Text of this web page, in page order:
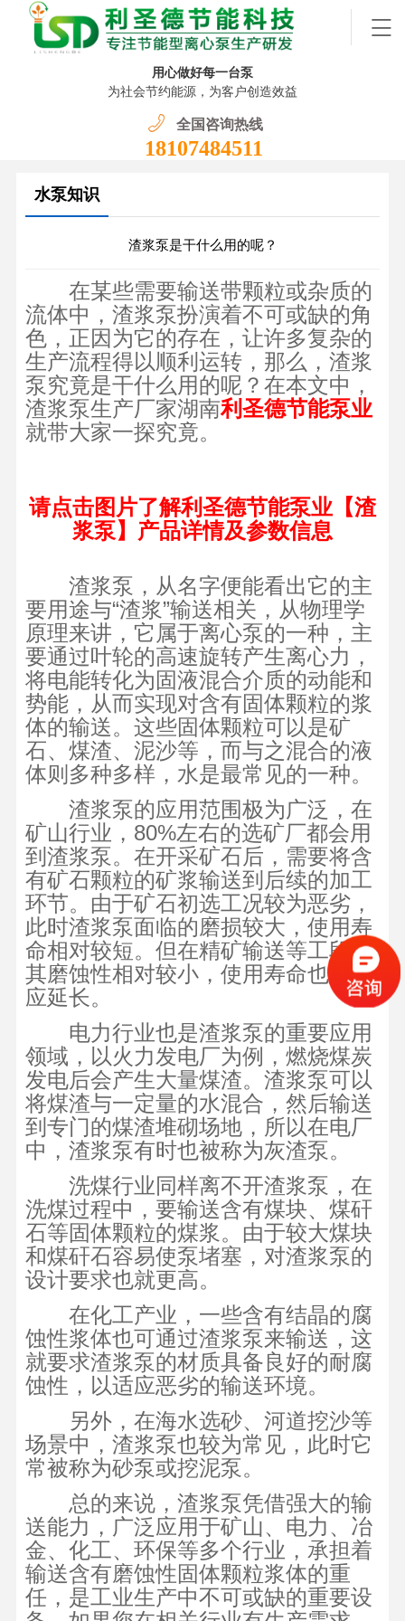
用心做好每一台泵
为社会节约能源，为客户创造效益
全国咨询热线
18107484511
水泵知识
渣浆泵是干什么用的呢？
在某些需要输送带颗粒或杂质的
流体中，渣浆泵扮演着不可或缺的角
色，正因为它的存在，让许多复杂的
生产流程得以顺利运转，那么，渣浆
泵究竟是干什么用的呢？在本文中，
渣浆泵生产厂家湖南利圣德节能泵业
就带大家一探究竟。
请点击图片了解利圣德节能泵业【渣
浆泵】产品详情及参数信息
渣浆泵，从名字便能看出它的主
要用途与“渣浆”输送相关，从物理学
原理来讲，它属于离心泵的一种，主
要通过叶轮的高速旋转产生离心力，
将电能转化为固液混合介质的动能和
势能，从而实现对含有固体颗粒的浆
体的输送。这些固体颗粒可以是矿
石、煤渣、泥沙等，而与之混合的液
体则多种多样，水是最常见的一种。
渣浆泵的应用范围极为广泛，在
矿山行业，80%左右的选矿厂都会用
到渣浆泵。在开采矿石后，需要将含
有矿石颗粒的矿浆输送到后续的加工
环节。由于矿石初选工况较为恶劣，
此时渣浆泵面临的磨损较大，使用寿
命相对较短。但在精矿输送等工段，
其磨蚀性相对较小，使用寿命也会相
应延长。
电力行业也是渣浆泵的重要应用
领域，以火力发电厂为例，燃烧煤炭
发电后会产生大量煤渣。渣浆泵可以
将煤渣与一定量的水混合，然后输送
到专门的煤渣堆砌场地，所以在电厂
中，渣浆泵有时也被称为灰渣泵。
洗煤行业同样离不开渣浆泵，在
洗煤过程中，要输送含有煤块、煤矸
石等固体颗粒的煤浆。由于较大煤块
和煤矸石容易使泵堵塞，对渣浆泵的
设计要求也就更高。
在化工产业，一些含有结晶的腐
蚀性浆体也可通过渣浆泵来输送，这
就要求渣浆泵的材质具备良好的耐腐
蚀性，以适应恶劣的输送环境。
另外，在海水选砂、河道挖沙等
场景中，渣浆泵也较为常见，此时它
常被称为砂泵或挖泥泵。
总的来说，渣浆泵凭借强大的输
送能力，广泛应用于矿山、电力、冶
金、化工、环保等多个行业，承担着
输送含有磨蚀性固体颗粒浆体的重
任，是工业生产中不可或缺的重要设